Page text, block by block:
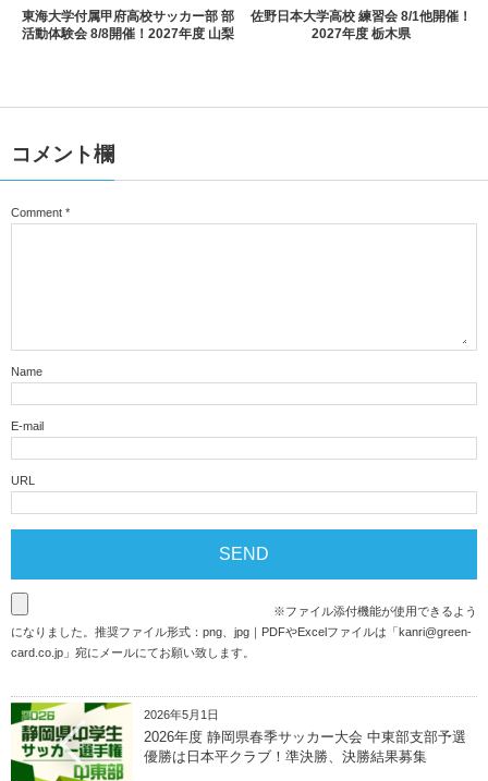
東海大学付属甲府高校サッカー部 部
活動体験会 8/8開催！2027年度 山梨
佐野日本大学高校 練習会 8/1他開催！
2027年度 栃木県
コメント欄
Comment *
Name
E-mail
URL
※ファイル添付機能が使用できるよう
になりました。推奨ファイル形式：png、jpg｜PDFやExcelファイルは「kanri@green-
card.co.jp 」宛にメールにてお願い致します。
2026年5月1日
2026年度 静岡県春季サッカー大会 中東部支部予選
優勝は日本平クラブ！準決勝、決勝結果募集